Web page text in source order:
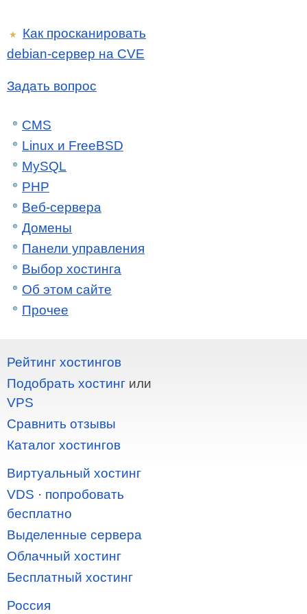
★
Как просканировать
debian-сервер на CVE
Задать вопрос
CMS
Linux и FreeBSD
MySQL
PHP
Веб-сервера
Домены
Панели управления
Выбор хостинга
Об этом сайте
Прочее
Рейтинг хостингов
Подобрать хостинг или
VPS
Сравнить отзывы
Каталог хостингов
Виртуальный хостинг
VDS · попробовать
бесплатно
Выделенные сервера
Облачный хостинг
Бесплатный хостинг
Россия